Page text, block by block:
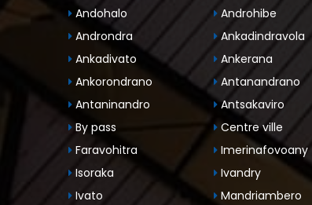
Andohalo
Androhibe
Androndra
Ankadindravola
Ankadivato
Ankerana
Ankorondrano
Antanandrano
Antaninandro
Antsakaviro
By pass
Centre ville
Faravohitra
Imerinafovoany
Isoraka
Ivandry
Ivato
Mandriambero